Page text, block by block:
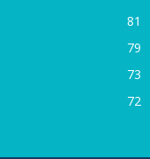
81
79
73
72